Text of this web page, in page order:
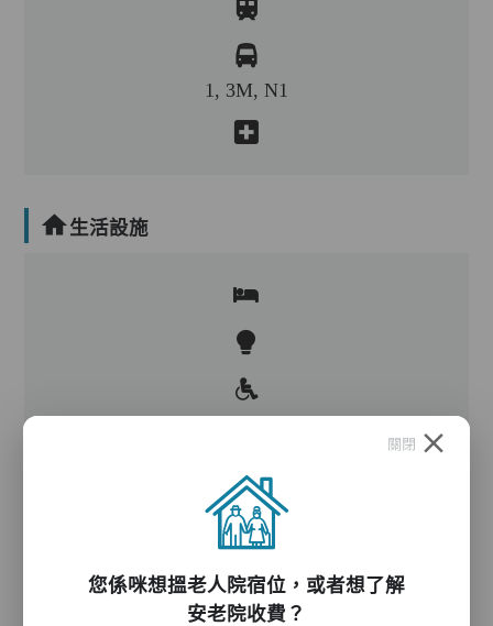
1, 3M, N1
生活設施
關閉
您係咪想搵老人院宿位，或者想了解
安老院收費？